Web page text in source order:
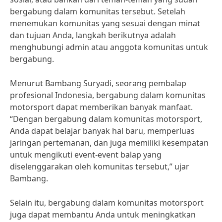
bergabung dalam komunitas tersebut. Setelah
menemukan komunitas yang sesuai dengan minat
dan tujuan Anda, langkah berikutnya adalah
menghubungi admin atau anggota komunitas untuk
bergabung.
Menurut Bambang Suryadi, seorang pembalap
profesional Indonesia, bergabung dalam komunitas
motorsport dapat memberikan banyak manfaat.
“Dengan bergabung dalam komunitas motorsport,
Anda dapat belajar banyak hal baru, memperluas
jaringan pertemanan, dan juga memiliki kesempatan
untuk mengikuti event-event balap yang
diselenggarakan oleh komunitas tersebut,” ujar
Bambang.
Selain itu, bergabung dalam komunitas motorsport
juga dapat membantu Anda untuk meningkatkan